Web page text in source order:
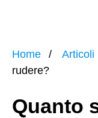
Home Articoli
rudere?
Quanto